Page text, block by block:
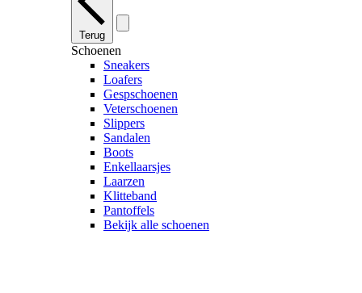
Terug
Schoenen
Sneakers
Loafers
Gespschoenen
Veterschoenen
Slippers
Sandalen
Boots
Enkellaarsjes
Laarzen
Klitteband
Pantoffels
Bekijk alle schoenen